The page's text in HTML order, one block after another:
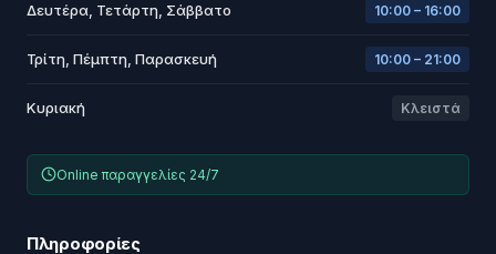
Δευτέρα, Τετάρτη, Σάββατο 10:00 – 16:00
Τρίτη, Πέμπτη, Παρασκευή 10:00 – 21:00
Κυριακή Κλειστά
Online παραγγελίες 24/7
Πληροφορίες